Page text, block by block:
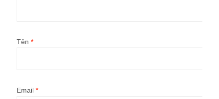
Tên *
Email *